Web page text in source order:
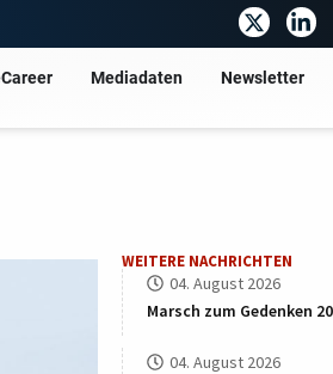
Mediadaten Newsletter
WEITERE NACHRICHTEN
04. August 2026
Marsch zum Gedenken
04. August 2026